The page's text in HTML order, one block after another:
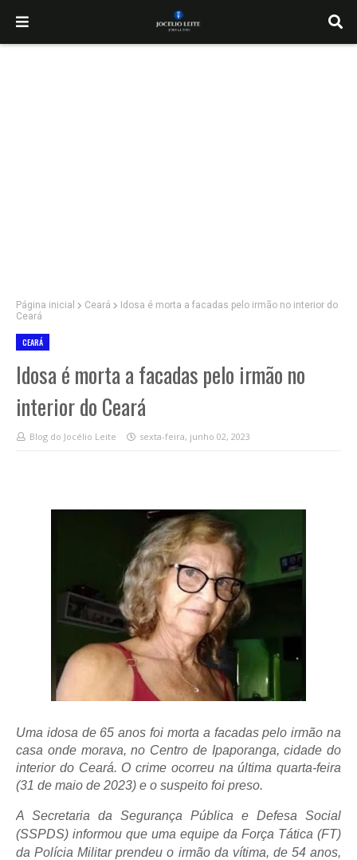
Página inicial Ceará
Idosa é morta a facadas pelo irmão no interior do
Ceará
CEARÁ
Idosa é morta a facadas pelo irmão no
interior do Ceará
Blog do Jocélio Leite sexta-feira, junho 02, 2023
Uma idosa de 65 anos foi morta a facadas pelo irmão na
casa onde morava, no Centro de Ipaporanga, cidade do
interior do Ceará. O crime ocorreu na última quarta-feira
(31 de maio de 2023) e o suspeito foi preso.
A Secretaria da Segurança Pública e Defesa Social
(SSPDS) informou que uma equipe da Força Tática (FT)
da Polícia Militar prendeu o irmão da vítima, de 54 anos,